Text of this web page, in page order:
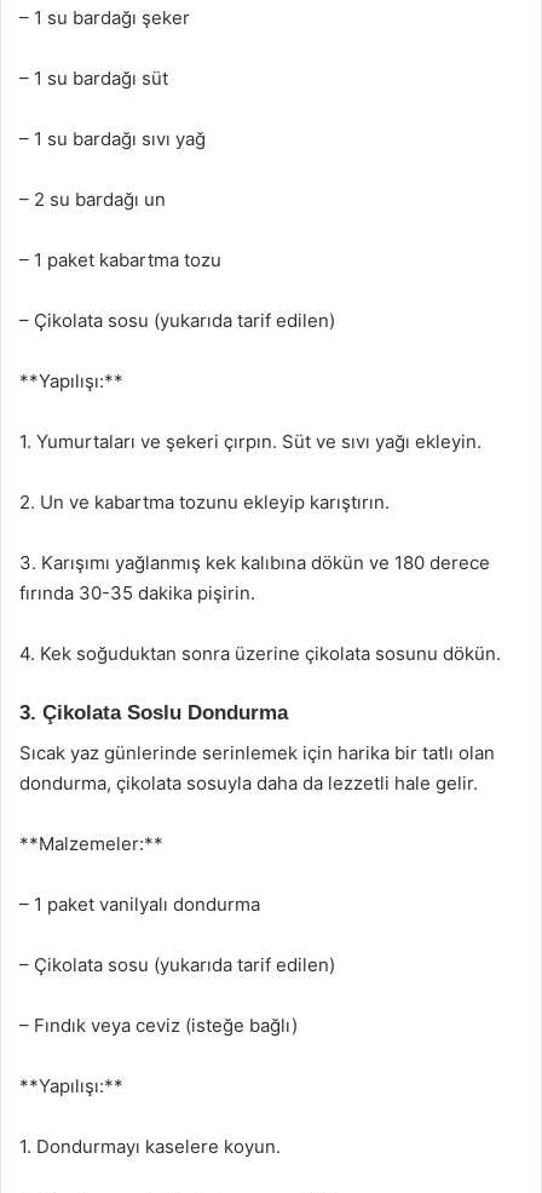
– 1 su bardağı şeker
– 1 su bardağı süt
– 1 su bardağı sıvı yağ
– 2 su bardağı un
– 1 paket kabartma tozu
– Çikolata sosu (yukarıda tarif edilen)
**Yapılışı:**
1. Yumurtaları ve şekeri çırpın. Süt ve sıvı yağı ekleyin.
2. Un ve kabartma tozunu ekleyip karıştırın.
3. Karışımı yağlanmış kek kalıbına dökün ve 180 derece
fırında 30-35 dakika pişirin.
4. Kek soğuduktan sonra üzerine çikolata sosunu dökün.
3. Çikolata Soslu Dondurma
Sıcak yaz günlerinde serinlemek için harika bir tatlı olan
dondurma, çikolata sosuyla daha da lezzetli hale gelir.
**Malzemeler:**
– 1 paket vanilyalı dondurma
– Çikolata sosu (yukarıda tarif edilen)
– Fındık veya ceviz (isteğe bağlı)
**Yapılışı:**
1. Dondurmayı kaselere koyun.